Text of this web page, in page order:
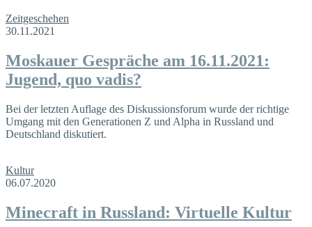
Zeitgeschehen
30.11.2021
Moskauer Gespräche am 16.11.2021:
Jugend, quo vadis?
Bei der letzten Auflage des Diskussionsforum wurde der richtige
Umgang mit den Generationen Z und Alpha in Russland und
Deutschland diskutiert.
Kultur
06.07.2020
Minecraft in Russland: Virtuelle Kultur